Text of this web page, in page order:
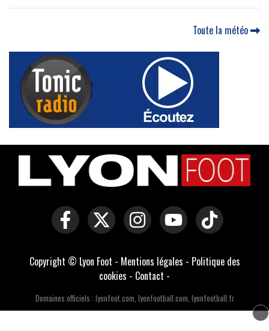
Toute la météo
Copyright © Lyon Foot - Mentions légales - Politique des
cookies - Contact -
Domaines officiels : lyonfoot.com, lyonfootball.com, lyonfootball.fr